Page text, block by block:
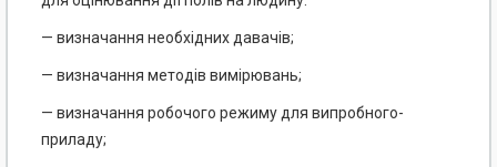
— визначання необхідних давачів;
— визначання методів вимірювань;
— визначання робочого режиму для випробного-
приладу;